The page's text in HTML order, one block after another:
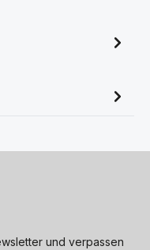
und verpassen